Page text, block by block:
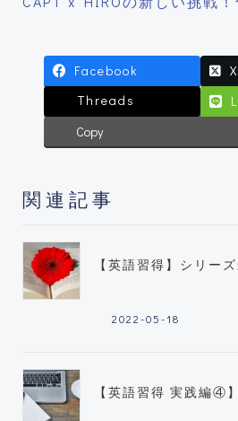
Facebook
X
Threads
Copy
関連記事
【英語習得】シリーズ
2022-05-18
【英語習得 実践編④